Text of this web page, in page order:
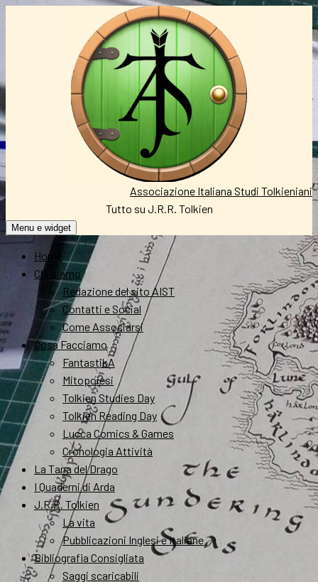
Associazione Italiana Studi Tolkieniani
Tutto su J.R.R. Tolkien
Menu e widget
Home
Chi siamo
Redazione del sito AIST
Contatti e Social
Come Associarsi
Cosa Facciamo
FantastikA
Mitopoiesi
Tolkien Studies Day
Tolkien Reading Day
Lucca Comics & Games
Cronologia Attività
La Tana del Drago
I Quaderni di Arda
J.R.R. Tolkien
La vita
Pubblicazioni Inglesi e Italiane
Bibliografia Consigliata
Saggi scaricabili